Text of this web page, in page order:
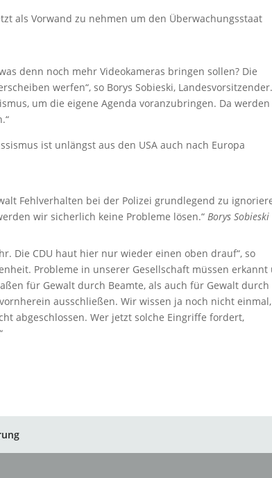
als Vorwand zu nehmen um den Überwachungsstaat
denn noch mehr Videokameras bringen sollen? Die
werfen“, so Borys Sobieski,
um die eigene Agenda voranzubringen. Da werden
ist unlängst aus den USA auch nach Europa
Fehlverhalten bei der Polizei grundlegend zu
wir sicherlich keine Probleme lösen.“Borys Sobieski
Die CDU haut hier nur wieder einen oben drauf“, so
Probleme in unserer Gesellschaft müssen erkannt
für Gewalt durch Beamte, als auch für Gewalt
ausschließen. Wir wissen ja noch nicht
abgeschlossen. Wer jetzt solche Eingriffe fordert,